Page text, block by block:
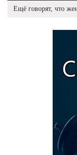
Ещё говорят, что